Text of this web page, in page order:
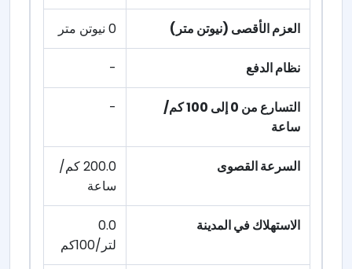
العزم الأقصى (نيوتن متر) 0 نيوتن متر
نظام الدفع -
التسارع من 0 إلى 100 كم/
ساعة
-
السرعة القصوى
200.0 كم/
ساعة
الاستهلاك في المدينة
0.0
لتر/100كم